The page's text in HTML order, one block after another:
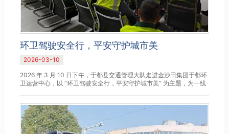
环卫驾驶安全行，平安守护城市美
2026-03-10
2026 年 3 月 10 日下午，于都县交通管理大队走进金沙田集团于都环
卫运营中心，以 “环卫驾驶安全行，平安守护城市美” 为主题，为一线